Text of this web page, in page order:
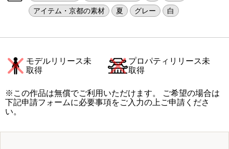
アイテム・京都の素材
夏 グレー 白
モデルリリース未
取得
プロパティリリース未
取得
※この作品は無償でご利用いただけます。 ご希望の場合は
下記申請フォームに必要事項をご入力の上ご申請くださ
い。